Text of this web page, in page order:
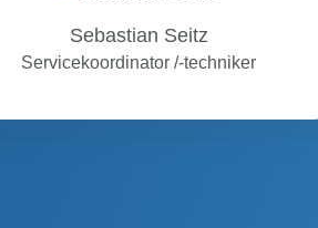
Sebastian Seitz
Servicekoordinator /-techniker